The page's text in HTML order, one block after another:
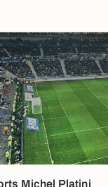
Michel Platini